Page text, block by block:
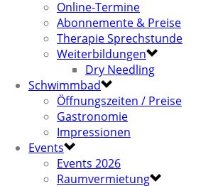
Online-Termine
Abonnemente & Preise
Therapie Sprechstunde
Weiterbildungen
Dry Needling
Schwimmbad
Öffnungszeiten / Preise
Gastronomie
Impressionen
Events
Events 2026
Raumvermietung